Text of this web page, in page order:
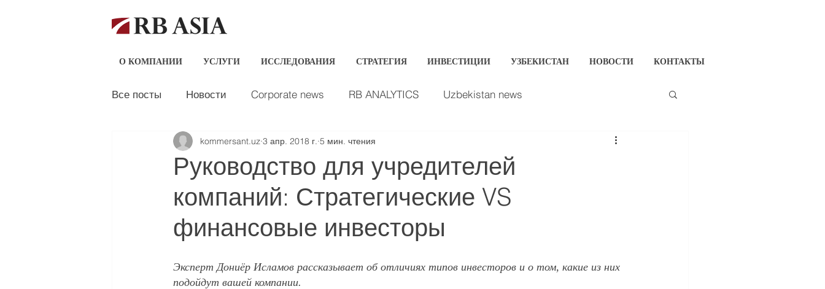
О КОМПАНИИ УСЛУГИ ИССЛЕДОВАНИЯ СТРАТЕГИЯ ИНВЕСТИЦИИ УЗБЕКИСТАН НОВОСТИ КОНТАКТЫ
Все посты Новости Corporate news RB ANALYTICS Uzbekistan news
Статьи по инвестициям Обсуждены вопросы приватизации госу
Руководство для учредителей
компаний: Стратегические VS
финансовые инвесторы
kommersant.uz 3 апр. 2018 г. 5 мин. чтения
Эксперт Дониёр Исламов рассказывает об отличиях типов инвесторов и о том, какие из них
подойдут вашей компании.